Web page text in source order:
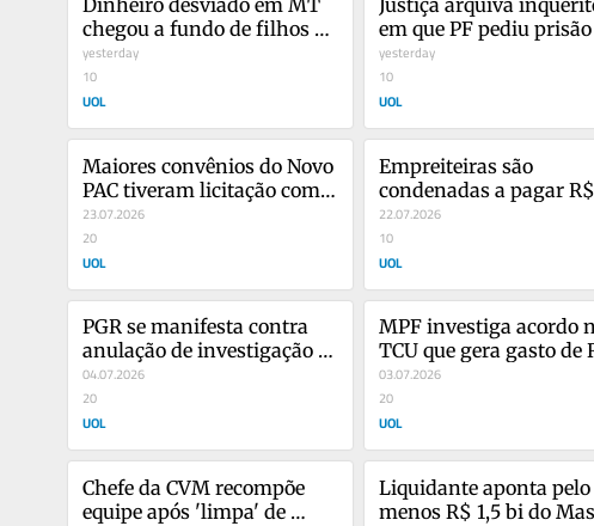
chegou a fundo de filhos de
ex-governador, diz PF
yesterday
10
UOL
em que PF pediu
analistas da Receita
yesterday
10
UOL
Maiores convênios do Novo
PAC tiveram licitação com
disputa mínima
23.07.2026
20
UOL
Empreiteiras são
condenadas a pagar
mi por conluio em obras
SP
22.07.2026
10
UOL
PGR se manifesta contra
anulação de investigação
sobre ex-líder do União
04.07.2026
20
UOL
MPF investiga acordo
TCU que gera gasto de
bi na conta de luz
03.07.2026
20
UOL
Chefe da CVM recompõe
equipe após 'limpa' de
Liquidante aponta pelo
menos R$ 1,5 bi do